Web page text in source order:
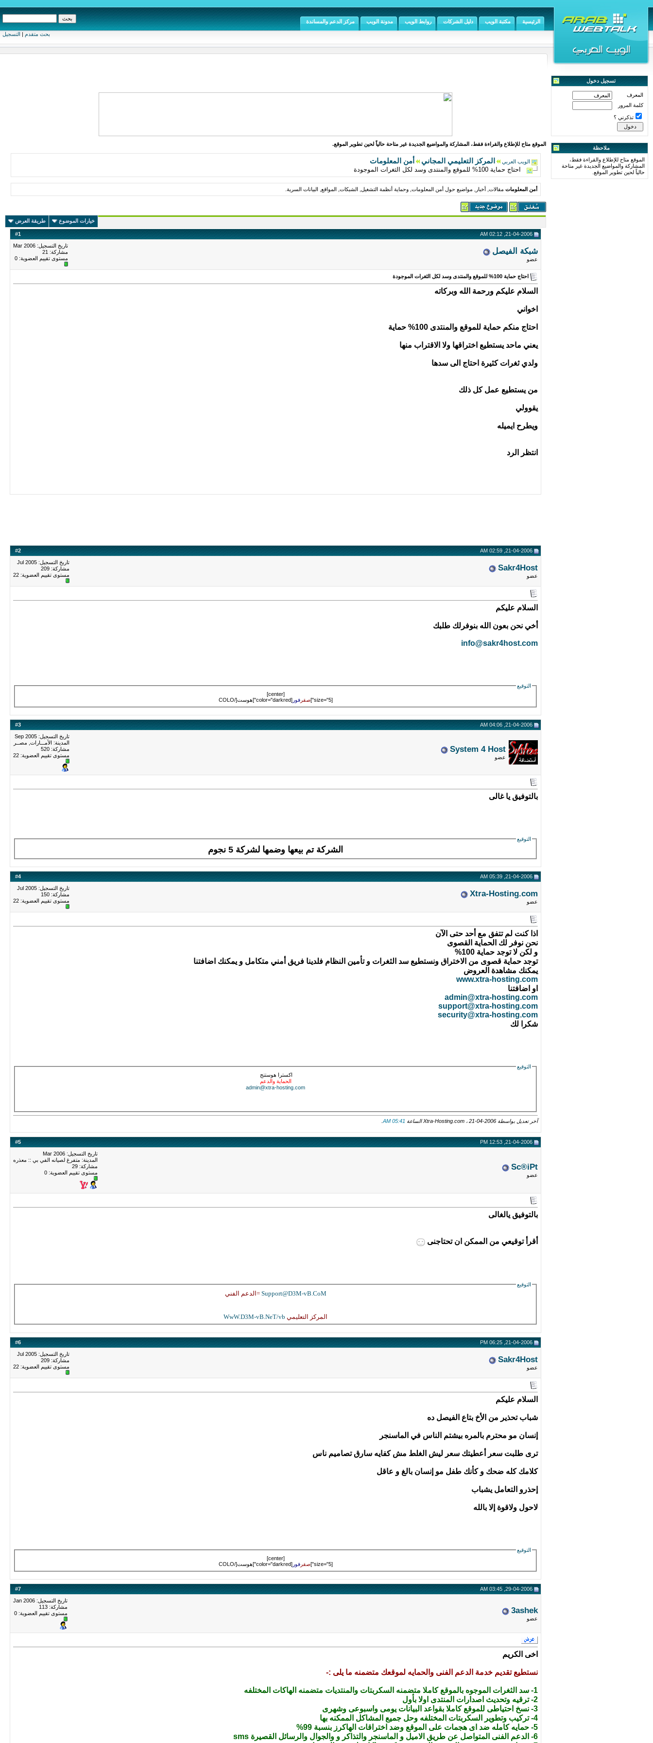
بحث متقدم | التسجيل
الرئيسية مكتبة الويب دليل الشركات روابط الويب مدونة الويب مركز الدعم والمساندة
تسجيل دخول
المعرف
كلمة المرور
تذكرني ؟
ملاحظة
الموقع متاح للإطلاع والقراءة فقط،
المشاركة والمواضيع الجديدة غير متاحة
حالياً لحين تطوير الموقع.
الموقع متاح للإطلاع والقراءة فقط، المشاركة والمواضيع الجديدة غير متاحة حالياً لحين تطوير الموقع.
الويب العربي المركز التعليمي المجاني أمن المعلومات
احتاج حماية 100% للموقع والمنتدى وسد لكل الثغرات الموجودة
أمن المعلومات مقالات, أخبار, مواضيع حول أمن المعلومات, وحماية أنظمة التشغيل, الشبكات, المواقع, البيانات السرية.
خيارات الموضوع طريقة العرض
#1
شبكة الفيصل
عضو
تاريخ التسجيل: Mar 2006
مشاركة: 21
مستوى تقييم العضوية: 0
احتاج حماية 100% للموقع والمنتدى وسد لكل الثغرات الموجودة
السلام عليكم ورحمة الله وبركاته
اخواني
احتاج منكم حماية للموقع والمنتدى 100% حماية
يعني ماحد يستطيع اختراقها ولا الاقتراب منها
ولدي ثغرات كثيرة احتاج الى سدها
من يستطيع عمل كل ذلك
يقوولي
ويطرح ايميله
انتظر الرد
#2
Sakr4Host
عضو
تاريخ التسجيل: Jul 2005
مشاركة: 209
مستوى تقييم العضوية: 22
السلام عليكم
أخي نحن بعون الله بنوفرلك طلبك
info@sakr4host.com
التوقيع
[center]
[size="5"]
صقرفور[color="darkred"]هوست[/COLO
#3
System 4 Host
عضو
تاريخ التسجيل: Sep 2005
المدينة: الأمـــارات, مصــر
مشاركة: 520
مستوى تقييم العضوية: 22
بالتوفيق يا غالى
التوقيع
الشركة تم بيعها وضمها لشركة 5 نجوم
#4
Xtra-Hosting.com
عضو
تاريخ التسجيل: Jul 2005
مشاركة: 150
مستوى تقييم العضوية: 22
اذا كنت لم تتفق مع أحد حتى الآن
نحن نوفر لك الحماية القصوى
و لكن لا توجد حماية 100%
توجد حماية قصوى من الاختراق ونستطيع سد الثغرات و تأمين النظام فلدينا فريق أمني متكامل و يمكنك اضافتنا
يمكنك مشاهدة العروض
www.xtra-hosting.com
او اضافتنا
admin@xtra-hosting.com
support@xtra-hosting.com
security@xtra-hosting.com
شكرا لك
التوقيع
اكسترا هوستنج
الحماية والدعم
admin@xtra-hosting.com
آخر تعديل بواسطة Xtra-Hosting.com ، 21-04-2006 الساعة 05:41 AM
#5
Sc®iPt
عضو
تاريخ التسجيل: Mar 2006
المدينة: متفرغ لصيانه الفي بي :: معذره
مشاركة: 29
مستوى تقييم العضوية: 0
بالتوفيق يالغالى
أقرأ توقيعي من الممكن ان تحتاجنى
التوقيع
Support@D3M-vB.CoM =الدعم الفني
المركز التعليمي WwW.D3M-vB.NeT/vb
#6
Sakr4Host
عضو
تاريخ التسجيل: Jul 2005
مشاركة: 209
مستوى تقييم العضوية: 22
السلام عليكم
شباب تحذير من الأخ بتاع الفيصل ده
إنسان مو محترم بالمره بيشتم الناس في الماسنجر
ترى طلبت سعر أعطيتك سعر ليش الغلط مش كفايه سارق تصاميم ناس
كلامك كله ضحك و كأنك طفل مو إنسان بالغ و عاقل
إحذرو التعامل يشباب
لاحول ولاقوة إلا بالله
التوقيع
[center]
[size="5"]
صقرفور[color="darkred"]هوست[/COLO
#7
3ashek
عضو
تاريخ التسجيل: Jan 2006
مشاركة: 113
مستوى تقييم العضوية: 0
اخى الكريم
نستطيع تقديم خدمة الدعم الفنى والحمايه لموقعك متضمنه ما يلى :-
1- سد الثغرات الموجوه بالموقع كاملا متضمنه السكربتات والمنتديات متضمنه الهاكات المختلفه
2- ترقيه وتحديث اصدارات المنتدى اولا بأول
3- نسخ احتياطى للموقع كاملا بقواعد البيانات يومى واسبوعى وشهرى
4- تركيب وتطوير السكربتات المختلفه وحل جميع المشاكل الممكنه بها
5- حمايه كامله ضد اى هجمات على الموقع وضد اختراقات الهاكرز بنسبة 99%
6- الدعم الفنى المتواصل عن طريق الاميل و الماسنجر والتذاكر و والجوال والرسائل القصيرة sms